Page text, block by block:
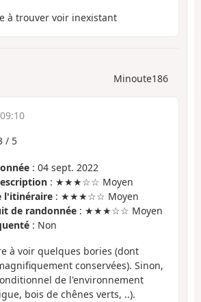
à trouver voir inexistant
Minoute186
/ 5
: 04 sept. 2022
: ★★★☆☆ Moyen
l'itinéraire : ★★★☆☆ Moyen
de randonnée : ★★★☆☆ Moyen
: Non
à voir quelques bories (dont
conservées). Sinon,
de l'environnement
bois de chênes verts, ..).